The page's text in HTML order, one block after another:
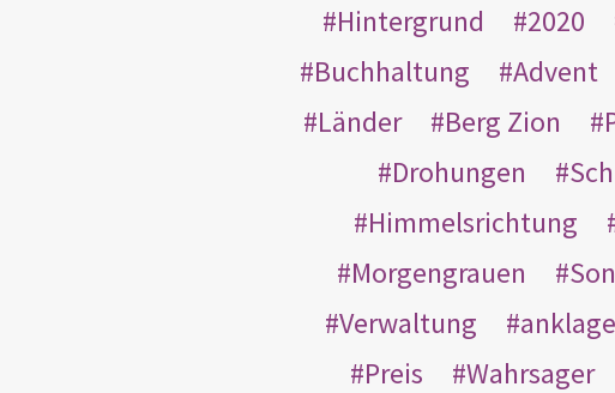
Hintergrund
2020
Buchhaltung
Advent
Länder
Berg Zion
Drohungen
Himmelsrichtung
Morgengrauen
Verwaltung
Preis
Wahrsager